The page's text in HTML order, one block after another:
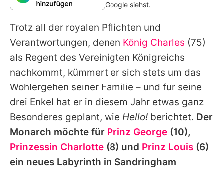
Redaktionelle Richtlinien
Impressum
Datenschutzerklärung
Nutzungsbedingungen
Utiq verwalten
Google siehst.
Trotz all der royalen Pflichten und
Verantwortungen, denen König Charles (75)
als Regent des Vereinigten Königreichs
nachkommt, kümmert er sich stets um das
Wohlergehen seiner Familie – und für seine
drei Enkel hat er in diesem Jahr etwas ganz
Besonderes geplant, wie Hello! berichtet. Der
Monarch möchte für Prinz George (10),
Prinzessin Charlotte (8) und Prinz Louis (6)
ein neues Labyrinth in Sandringham